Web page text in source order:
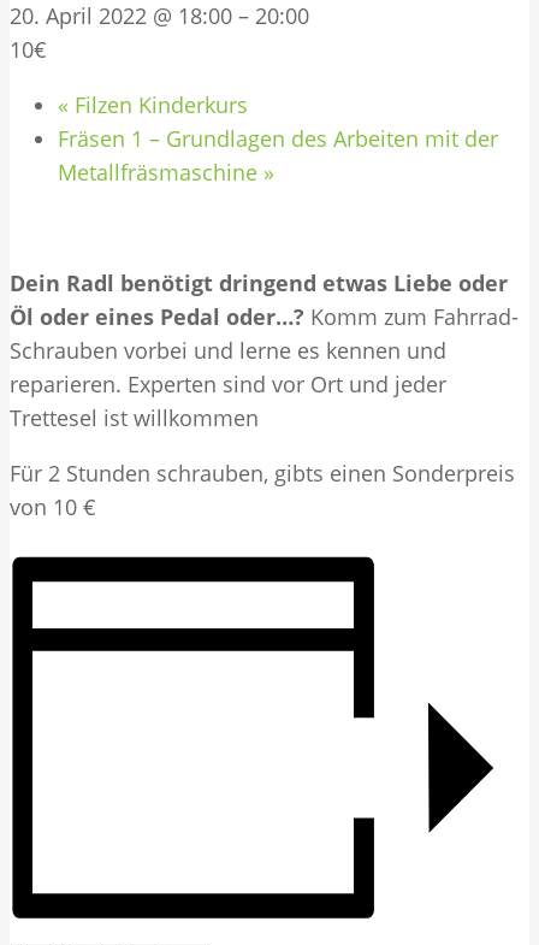
20. April 2022 @ 18:00 – 20:00
10€
« Filzen Kinderkurs
Fräsen 1 – Grundlagen des Arbeiten mit der
Metallfräsmaschine »
Dein Radl benötigt dringend etwas Liebe oder
Öl oder eines Pedal oder…? Komm zum Fahrrad-
Schrauben vorbei und lerne es kennen und
reparieren. Experten sind vor Ort und jeder
Trettesel ist willkommen
Für 2 Stunden schrauben, gibts einen Sonderpreis
von 10 €